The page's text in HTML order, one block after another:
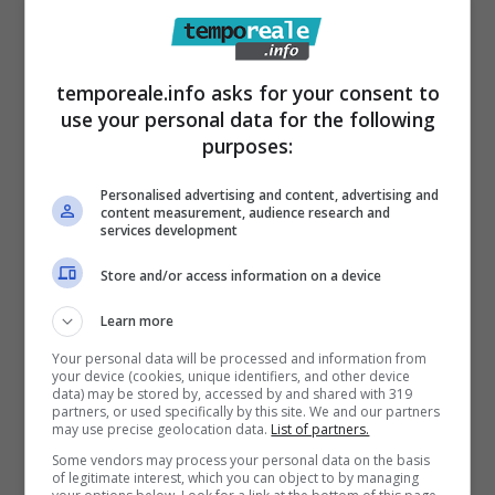
delle Folies Bergere, negli USA ne arriva una
popolo. Burlesque è appunto il nome con cui
vengono indicati tali spettacoli di varietà.
una forma d’arte tutta al femminile condita da
gusto estetico orgogliosamente retrò.
Lady Vale scalderà l’evento de “El Sombrero”
proponendo il suo show basato su un
intrattenimento sensuale e malizioso,
elegante ed irriverente, senza però mai
cadere nel volgare.
temporeale.info asks for your consent to
use your personal data for the following
purposes:
Personalised advertising and content, advertising and
content measurement, audience research and
services development
Store and/or access information on a device
Learn more
Your personal data will be processed and information from
your device (cookies, unique identifiers, and other device
data) may be stored by, accessed by and shared with 319
partners, or used specifically by this site. We and our partners
may use precise geolocation data. List of partners.
Some vendors may process your personal data on the basis
of legitimate interest, which you can object to by managing